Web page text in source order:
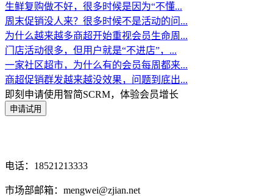
生鲜复购做不好，很多时候是因为“不懂...
周末促销没人来？很多时候不是活动的问...
为什么越来越多商超开始重视会员生命周...
门店活动很多，但用户就是“不进店”，...
一家社区超市，为什么有的会员每周都来...
商超促销群发越来越没效果，问题到底出...
即刻申请使用智简SCRM，体验会员增长
电话：18521213333
市场部邮箱：mengwei@zjian.net